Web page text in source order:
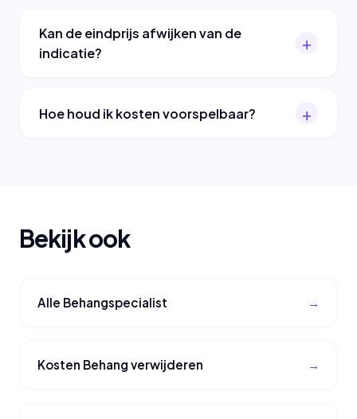
Kan de eindprijs afwijken van de
indicatie?
Hoe houd ik kosten voorspelbaar?
Bekijk ook
Alle Behangspecialist
Kosten Behang verwijderen